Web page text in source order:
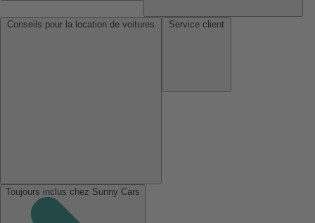
Toujours inclus chez Sunny Cars